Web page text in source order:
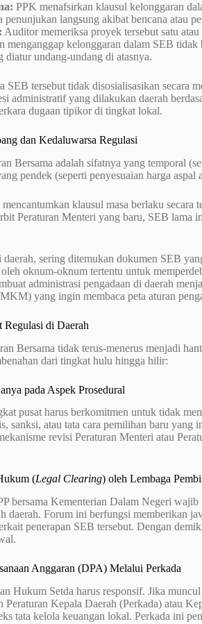
PPK menafsirkan klausul kelonggaran
penunjukan langsung akibat bencana atau
Auditor memeriksa proyek tersebut satu
menganggap kelonggaran dalam SEB
diatur undang-undang di atasnya.
tersebut tidak disosialisasikan secara
administratif yang dilakukan daerah
dugaan tipikor di tingkat lokal.
dan Kedaluwarsa Regulasi
Bersama adalah sifatnya yang temporal
pendek (seperti penyesuaian harga aspal
klausul masa berlaku secara
Peraturan Menteri yang baru, SEB lama
daerah, sering ditemukan dokumen SEB
oknum-oknum tertentu untuk
administrasi pengadaan di daerah
yang ingin membaca peta aturan
Regulasi di Daerah
Bersama tidak terus-menerus menjadi
dari tingkat hulu hingga hilir:
pada Aspek Prosedural
pusat harus berkomitmen untuk tidak
sanksi, atau tata cara pemilihan baru yang
revisi Peraturan Menteri atau
(Legal Clearing) oleh Lembaga
bersama Kementerian Dalam Negeri wajib
daerah. Forum ini berfungsi memberikan
penerapan SEB tersebut. Dengan
Anggaran (DPA) Melalui Perkada
Hukum Setda harus responsif. Jika
Peraturan Kepala Daerah (Perkada) atau
tata kelola keuangan lokal. Perkada ini